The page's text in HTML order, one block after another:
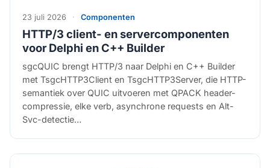
23 juli 2026 · Componenten
HTTP/3 client- en servercomponenten
voor Delphi en C++ Builder
sgcQUIC brengt HTTP/3 naar Delphi en C++ Builder
met TsgcHTTP3Client en TsgcHTTP3Server, die HTTP-
semantiek over QUIC uitvoeren met QPACK header-
compressie, elke verb, asynchrone requests en Alt-
Svc-detectie…